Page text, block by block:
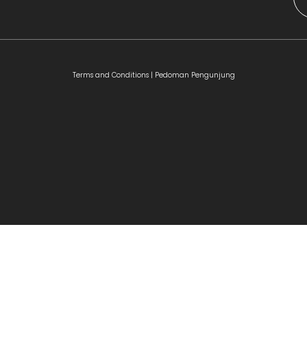
Terms and Conditions | Pedoman Pengunjung